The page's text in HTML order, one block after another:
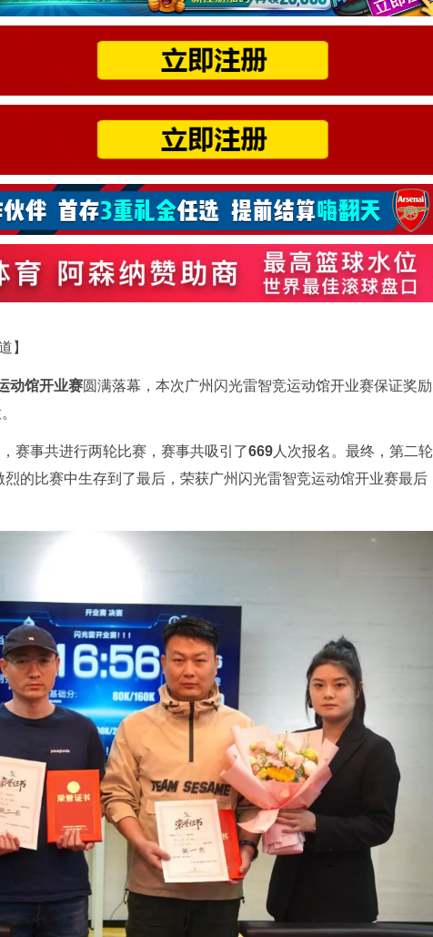
】
动馆开业赛圆满落幕，本次广州闪光雷智竞运动馆开业赛保证奖励
赛事共进行两轮比赛，赛事共吸引了669人次报名。最终，第二轮
的比赛中生存到了最后，荣获广州闪光雷智竞运动馆开业赛最后